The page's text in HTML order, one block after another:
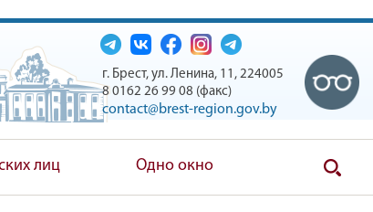
г. Брест, ул. Ленина, 11, 224005
8 0162 26 99 08 (факс)
contact@brest-region.gov.by
лиц Одно окно